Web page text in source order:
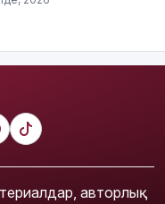
авторлық